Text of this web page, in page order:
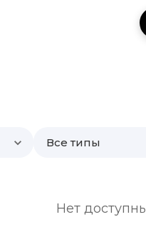
Все типы
Нет